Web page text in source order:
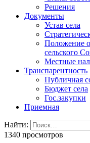
Решения
Документы
Устав села
Положение
сельского
Местные
Транспарентность
Публичная
Бюджет села
Гос.закупки
Приемная
Найти:
1340 просмотров